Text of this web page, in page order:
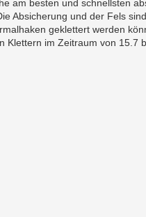
am besten und schnellsten
Absicherung und der Fels
geklettert werden
Klettern im Zeitraum von 15.7